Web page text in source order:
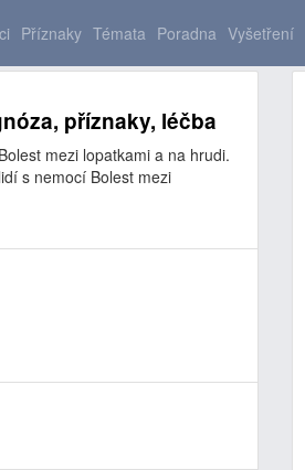
Příznaky Témata Poradna Vyšetření
příznaky, léčba
mezi lopatkami a na hrudi.
s nemocí Bolest mezi